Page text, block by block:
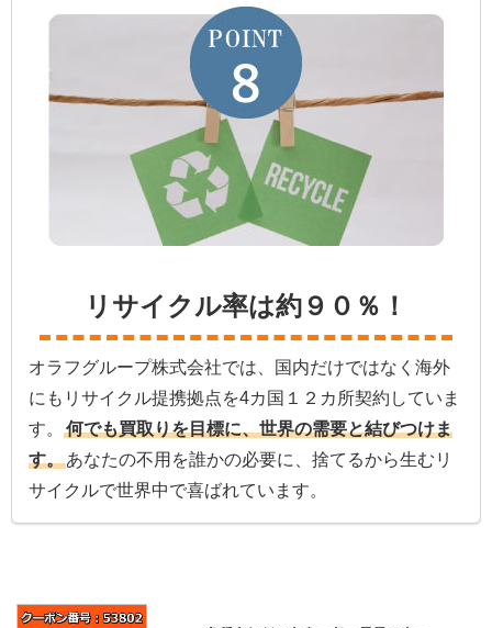
リサイクル率は約９０％！
オラフグループ株式会社では、国内だけではなく海外
にもリサイクル提携拠点を4カ国１２カ所契約していま
す。
何でも買取りを目標に、世界の需要と結びつけま
す。あなたの不用を誰かの必要に、捨てるから生むリ
サイクルで世界中で喜ばれています。